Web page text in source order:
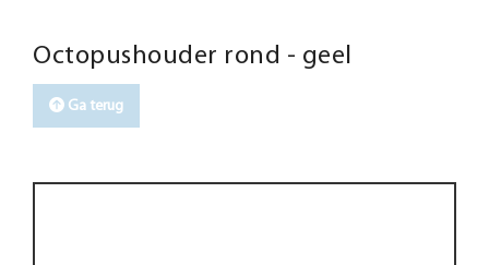
Octopushouder rond - geel
Ga terug